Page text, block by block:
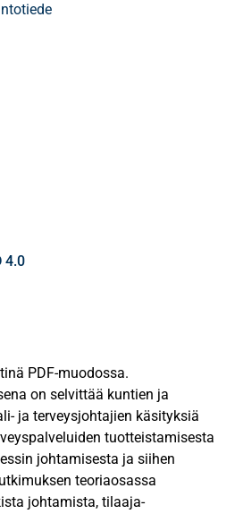
4.0
PDF-muodossa.
on selvittää kuntien ja
ja terveysjohtajien käsityksiä
tuotteistamisesta
johtamisesta ja siihen
teoriaosassa
johtamista, tilaaja-